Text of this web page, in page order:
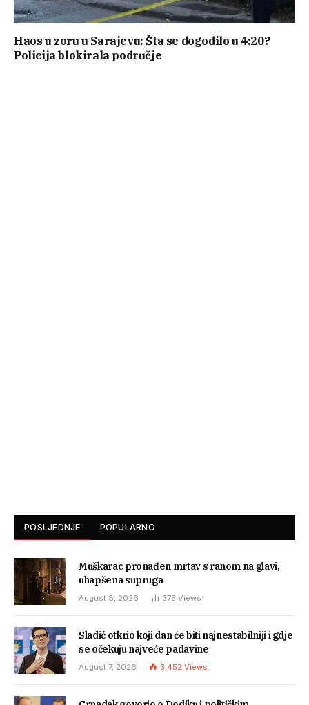
Haos u zoru u Sarajevu: Šta se dogodilo u 4:20?
Policija blokirala područje
POSLJEDNJE POPULARNO
Muškarac pronađen mrtav s ranom na glavi,
uhapšena supruga
August 8, 2026 375 Views
Sladić otkrio koji dan će biti najnestabilniji i gdje
se očekuju najveće padavine
August 7, 2026 3,452 Views